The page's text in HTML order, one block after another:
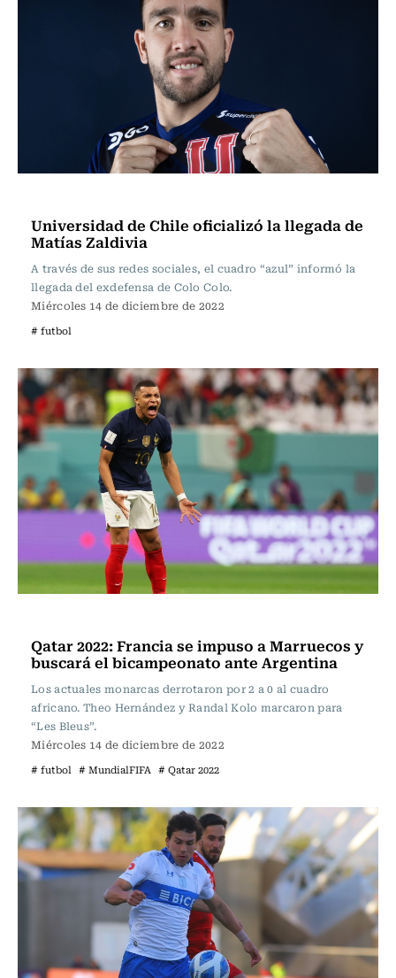
Universidad de Chile oficializó la llegada de
Matías Zaldivia
A través de sus redes sociales, el cuadro “azul” informó la
llegada del exdefensa de Colo Colo.
Miércoles 14 de diciembre de 2022
# futbol
Qatar 2022: Francia se impuso a Marruecos y
buscará el bicampeonato ante Argentina
Los actuales monarcas derrotaron por 2 a 0 al cuadro
africano. Theo Hernández y Randal Kolo marcaron para
“Les Bleus”.
Miércoles 14 de diciembre de 2022
# futbol # MundialFIFA # Qatar 2022